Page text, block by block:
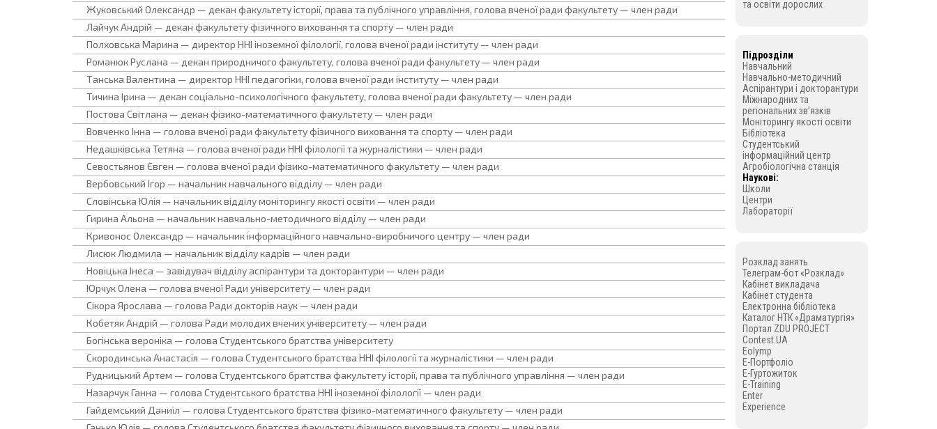
Жуковський Олександр — декан факультету історії, права та публічного управління, голова вченої ради факультету — член ради
Лайчук Андрій — декан факультету фізичного виховання та спорту — член ради
Полховська Марина — директор ННІ іноземної філології, голова вченої ради інституту — член ради
Романюк Руслана — декан природничого факультету, голова вченої ради факультету — член ради
Танська Валентина — директор ННІ педагогіки, голова вченої ради інституту — член ради
Тичина Ірина — декан соціально-психологічного факультету, голова вченої ради факультету — член ради
Постова Світлана — декан фізико-математичного факультету — член ради
Вовченко Інна — голова вченої ради факультету фізичного виховання та спорту — член ради
Недашківська Тетяна — голова вченої ради ННІ філології та журналістики — член ради
Севостьянов Євген — голова вченої ради фізико-математичного факультету — член ради
Вербовський Ігор — начальник навчального відділу — член ради
Словінська Юлія — начальник відділу моніторингу якості освіти — член ради
Гирина Альона — начальник навчально-методичного відділу — член ради
Кривонос Олександр — начальник інформаційного навчально-виробничого центру — член ради
Лисюк Людмила — начальник відділу кадрів — член ради
Новіцька Інеса — завідувач відділу аспірантури та докторантури — член ради
Юрчук Олена — голова вченої Ради університету — член ради
Сікора Ярослава — голова Ради докторів наук — член ради
Кобетяк Андрій — голова Ради молодих вчених університету — член ради
Богінська вероніка — голова Студентського братства університету
Скородинська Анастасія — голова Студентського братства ННІ філології та журналістики — член ради
Рудницький Артем — голова Студентського братства факультету історії, права та публічного управління — член ради
Назарчук Ганна — голова Студентського братства ННІ іноземної філології — член ради
Гайдемський Даниїл — голова Студентського братства фізико-математичного факультету — член ради
та освіти дорослих
Підрозділи
Навчальний
Навчально-методичний
Аспірантури і докторантури
Міжнародних та
регіональних зв’язків
Моніторингу якості освіти
Бібліотека
Студентський
інформаційний центр
Агробіологічна станція
Наукові:
Школи
Центри
Лабораторії
Розклад занять
Телеграм-бот «Розклад»
Кабінет викладача
Кабінет студента
Електронна бібліотека
Каталог НТК «Драматургія»
Портал ZDU PROJECT
Contest.UA
Eolymp
E-Портфоліо
E-Гуртожиток
E-Training
Enter
Experience